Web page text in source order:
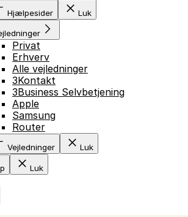
Hjælpesider Luk
Privat
Erhverv
Alle vejledninger
3Kontakt
3Business Selvbetjening
Apple
Samsung
Router
Vejledninger Luk
Luk